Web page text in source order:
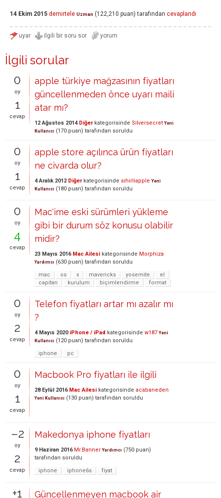
14 Ekim 2015 demirtele Uzman (122,210 puan) tarafından cevaplandı
İlgili sorular
0
oy
1
cevap
apple türkiye mağzasının fiyatları
güncellenmeden önce uyarı maili
atar mı?
12 Ağustos 2014 Diğerkategorisinde Silversecret Yeni
Kullanıcı (170 puan) tarafından soruldu
0
oy
1
cevap
apple store açılınca ürün fiyatları
ne civarda olur?
4 Aralık 2012 Diğerkategorisinde sihirliapple Yeni
Kullanıcı (180 puan) tarafından soruldu
0
oy
4
cevap
Mac'ime eski sürümleri yükleme
gibi bir durum söz konusu olabilir
midir?
23 Mayıs 2016 Mac Ailesi kategorisinde Morphiza
Yardımcı (630 puan) tarafından soruldu
mac
os x mavericks yosemite
el
capitan
kurulum biçimlendirme format
0
oy
2
cevap
Telefon fiyatları artar mı azalır mı
?
4 Mayıs 2020 iPhone / iPad kategorisinde w187 Yeni
Kullanıcı (120 puan) tarafından soruldu
iphone
pc
0
oy
1
cevap
Macbook Pro fiyatları ile ilgili
28 Eylül 2016 Mac Ailesi kategorisinde acabaneden
Yeni Kullanıcı (130 puan) tarafından soruldu
–2
oy
2
cevap
Makedonya iphone fiyatları
9 Haziran 2016 Mr.Banner Yardımcı (750 puan)
tarafından soruldu
iphone
iphone6s fiyat
+1
Güncellenmeyen macbook air